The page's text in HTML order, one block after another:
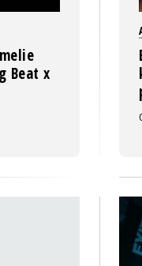
Beat x